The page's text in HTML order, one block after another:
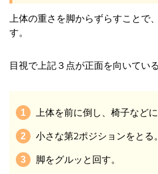
上体の重さを脚からずらすことで
す。
目視で上記３点が正面を向いてい
上体を前に倒し、椅子など
小さな第2ポジションをとる。
脚をグルッと回す。